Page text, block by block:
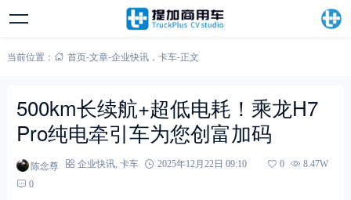
当前位置： 首页-文章-企业快讯， 卡车-正文
500km长续航+超低电耗！乘龙H7
Pro纯电牵引车为您创富加码
陈念尊 企业快讯, 卡车 2025年12月22日 09:10 0
8.47W
0